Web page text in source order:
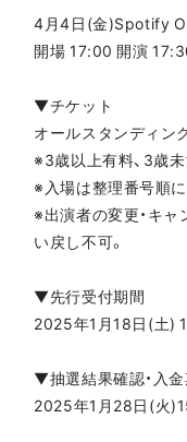
4月4日(金)Spotify
開場 17:00 開演
▼チケット
オールスタンディ
※3歳以上有料、3歳
※入場は整理番号順に
※出演者の変更・キャ
い戻し不可。
▼先行受付期間
2025年1月18日(土)
▼抽選結果確認・入
2025年1月28日(火